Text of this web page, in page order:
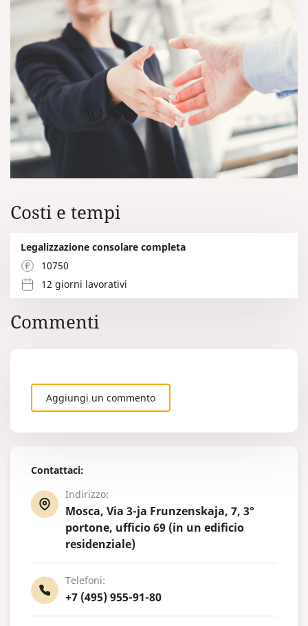
Contattaci:
Indirizzo:
Mosca, Via 3-ja Frunzenskaja, 7, 3°
portone, ufficio 69 (in un edificio
residenziale)
Telefoni:
+7 (495) 955-91-80
Costi e tempi
Legalizzazione consolare completa
10750
12 giorni lavorativi
Commenti
Aggiungi un commento